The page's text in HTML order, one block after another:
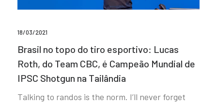
18/03/2021
Brasil no topo do tiro esportivo: Lucas
Roth, do Team CBC, é Campeão Mundial de
IPSC Shotgun na Tailândia
Talking to randos is the norm. I’ll never forget